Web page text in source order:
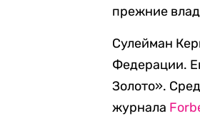
прежние
Сулейман
Федерации.
Золото».
журнала